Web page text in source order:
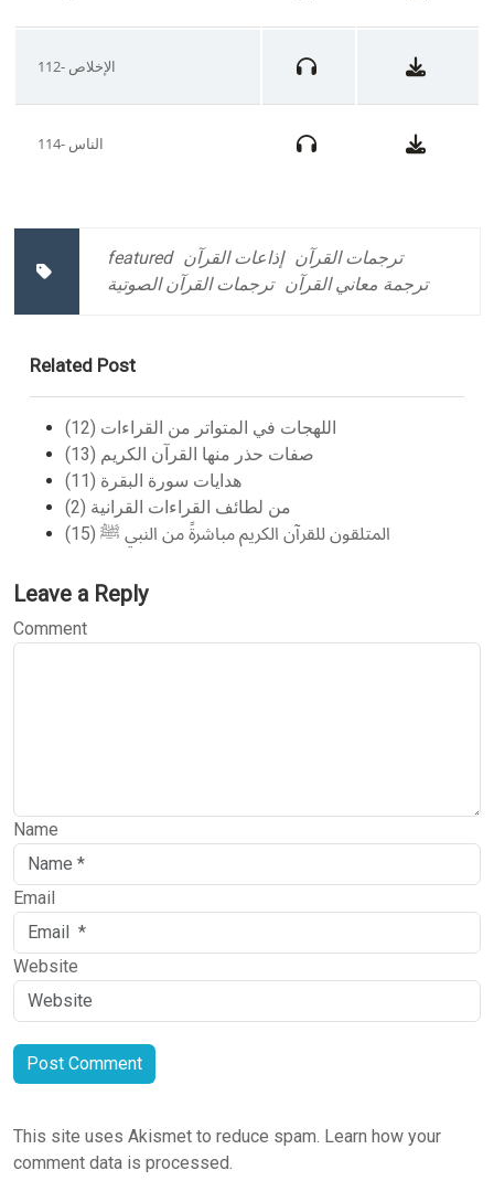
112- الإخلاص
114- الناس
featured إذاعات القرآن ترجمات القرآن
ترجمات القرآن الصوتية ترجمة معاني القرآن
Related Post
اللهجات في المتواتر من القراءات (12)
صفات حذر منها القرآن الكريم (13)
هدايات سورة البقرة (11)
من لطائف القراءات القرانية (2)
المتلقون للقرآن الكريم مباشرةً من النبي ﷺ (15)
Leave a Reply
Comment
Name
Email
Website
This site uses Akismet to reduce spam. Learn how your
comment data is processed.